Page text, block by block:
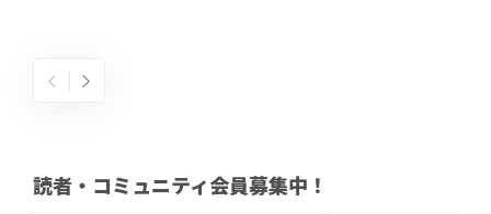
読者・コミュニティ会員募集中！